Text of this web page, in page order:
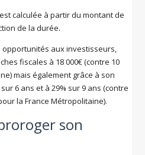
calculée à partir du montant de
de la durée.
opportunités aux investisseurs,
fiscales à 18 000€ (contre 10
mais également grâce à son
6 ans et à 29% sur 9 ans (contre
la France Métropolitaine).
son